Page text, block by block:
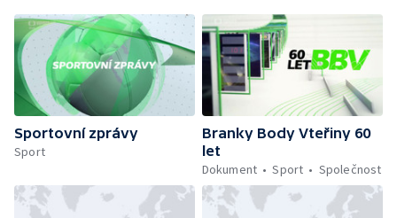
Sportovní zprávy
Sport
Branky Body Vteřiny 60
let
Dokument
Sport Společnost